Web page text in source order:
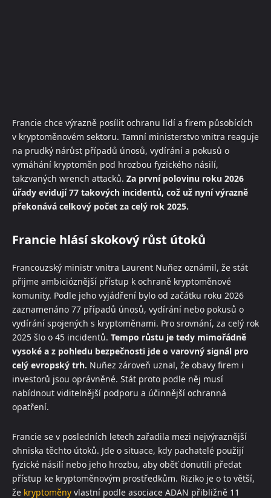
Francie chce výrazně posílit ochranu lidí a firem působících
v kryptoměnovém sektoru. Tamní ministerstvo vnitra reaguje
na prudký nárůst případů únosů, vydírání a pokusů o
vymáhání kryptoměn pod hrozbou fyzického násilí,
takzvaných wrench attacků. Za první polovinu roku 2026
úřady evidují 77 takových incidentů, což už nyní výrazně
překonává celkový počet za celý rok 2025.
Francie hlásí skokový růst útoků
Francouzský ministr vnitra Laurent Nuñez oznámil, že stát
přijme ambicióznější přístup k ochraně kryptoměnové
komunity. Podle jeho vyjádření bylo od začátku roku 2026
zaznamenáno 77 případů únosů, vydírání nebo pokusů o
vydírání spojených s kryptoměnami. Pro srovnání, za celý rok
2025 šlo o 45 incidentů. Tempo růstu je tedy mimořádně
vysoké a z pohledu bezpečnosti jde o varovný signál pro
celý evropský trh. Nuñez zároveň uznal, že obavy firem i
investorů jsou oprávněné. Stát proto podle něj musí
nabídnout viditelnější podporu a účinnější ochranná
opatření.
Francie se v posledních letech zařadila mezi nejvýraznější
ohniska těchto útoků. Jde o situace, kdy pachatelé použijí
fyzické násilí nebo jeho hrozbu, aby oběť donutili předat
přístup ke kryptoměnovým prostředkům. Riziko je o to větší,
že kryptoměny vlastní podle asociace ADAN přibližně 11